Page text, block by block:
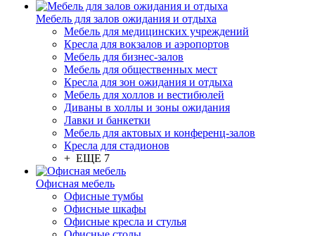
Мебель для залов ожидания и отдыха
Мебель для медицинских учреждений
Кресла для вокзалов и аэропортов
Мебель для бизнес-залов
Мебель для общественных мест
Кресла для зон ожидания и отдыха
Мебель для холлов и вестибюлей
Диваны в холлы и зоны ожидания
Лавки и банкетки
Мебель для актовых и конференц-залов
Кресла для стадионов
+ ЕЩЕ 7
Офисная мебель
Офисные тумбы
Офисные шкафы
Офисные кресла и стулья